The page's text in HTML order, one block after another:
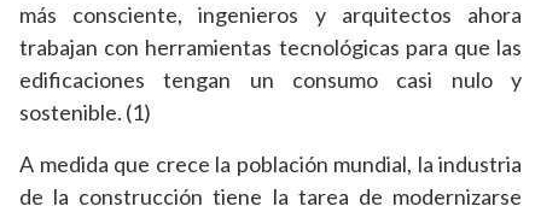
más consciente, ingenieros y arquitectos ahora
trabajan con herramientas tecnológicas para que las
edificaciones tengan un consumo casi nulo y
sostenible. (1)
A medida que crece la población mundial, la industria
de la construcción tiene la tarea de modernizarse